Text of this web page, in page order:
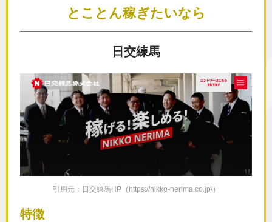
とことん稼ぎたいなら
日交練馬
引用元：日交練馬HP（https://nikko-nerima.co.jp/）
特徴